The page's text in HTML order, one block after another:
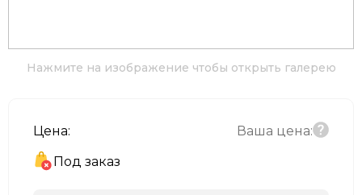
Нажмите на изображение чтобы открыть галерею
Цена:
Ваша цена:
Под заказ